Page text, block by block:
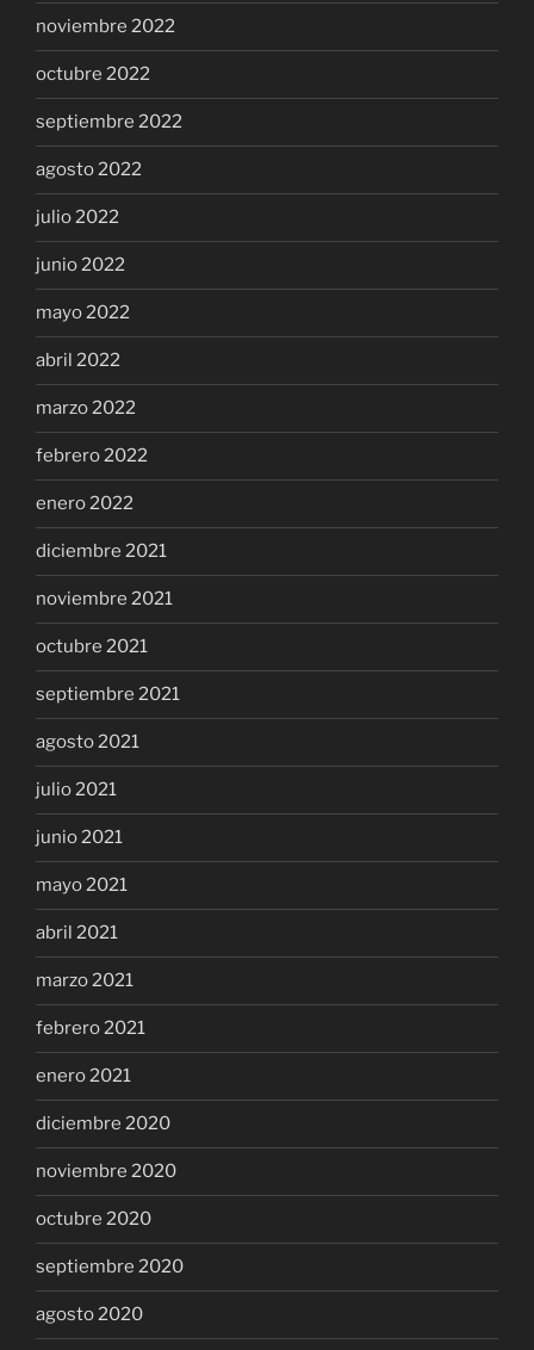
noviembre 2022
octubre 2022
septiembre 2022
agosto 2022
julio 2022
junio 2022
mayo 2022
abril 2022
marzo 2022
febrero 2022
enero 2022
diciembre 2021
noviembre 2021
octubre 2021
septiembre 2021
agosto 2021
julio 2021
junio 2021
mayo 2021
abril 2021
marzo 2021
febrero 2021
enero 2021
diciembre 2020
noviembre 2020
octubre 2020
septiembre 2020
agosto 2020